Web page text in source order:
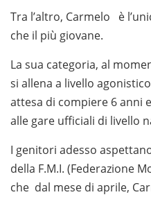
Tra l’altro, Carmelo è
che il più giovane.
La sua categoria, al
si allena a livello
attesa di compiere 6 anni
alle gare ufficiali di livello
I genitori adesso
della F.M.I. (Federazione
che dal mese di aprile,